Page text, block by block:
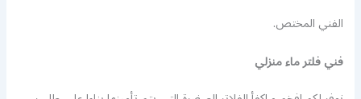
الفني المختص.
فني فلتر ماء منزلي